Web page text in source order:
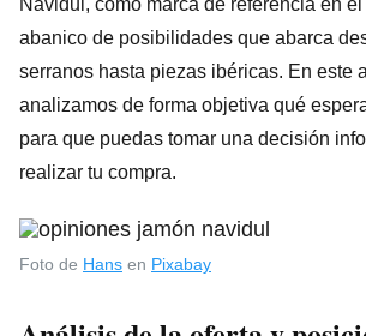
abanico de posibilidades que abarca
serranos hasta piezas ibéricas. En este
analizamos de forma objetiva qué
para que puedas tomar una decisión
realizar tu compra.
Foto de Hans en Pixabay